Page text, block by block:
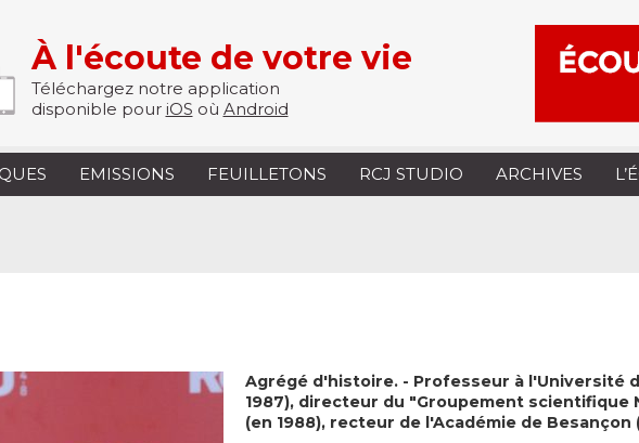
À l'écoute de votre vie
Téléchargez notre application
disponible pour iOS où Android
EMISSIONS FEUILLETONS RCJ STUDIO ARCHIVES
Agrégé d'histoire. - Professeur à l'Université
1987), directeur du "Groupement scientifique
(en 1988), recteur de l'Académie de Besançon